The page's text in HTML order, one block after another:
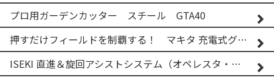
プロ用ガーデンカッター スチール GTA40
押すだけフィールドを制覇する！ マキタ 充電式グランドトリマー MUG001G
ISEKI 直進＆旋回アシストシステム（オペレスタ・ターン）搭載 イセキ 乗用田植機 PRJ8D-ZJL